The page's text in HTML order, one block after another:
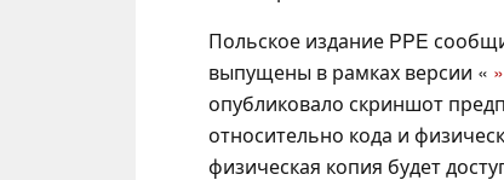
Польское издание PPE
выпущены в рамках версии «
опубликовало скриншот
относительно кода и
физическая копия будет